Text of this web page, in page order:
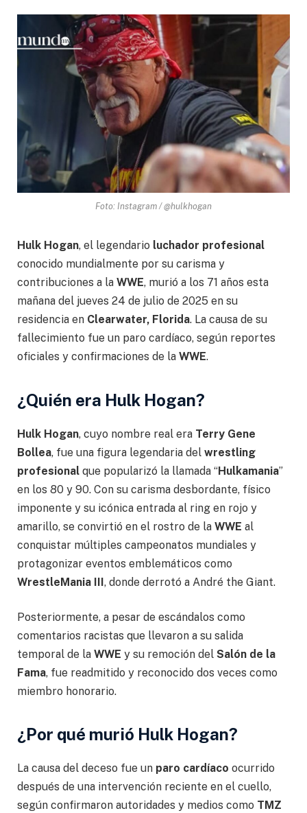
Foto: Instagram / @hulkhogan
Hulk Hogan, el legendario luchador profesional
conocido mundialmente por su carisma y
contribuciones a la WWE, murió a los 71 años esta
mañana del jueves 24 de julio de 2025 en su
residencia en Clearwater, Florida. La causa de su
fallecimiento fue un paro cardíaco, según reportes
oficiales y confirmaciones de la WWE.
¿Quién era Hulk Hogan?
Hulk Hogan, cuyo nombre real era Terry Gene
Bollea, fue una figura legendaria del wrestling
profesional que popularizó la llamada “Hulkamania”
en los 80 y 90. Con su carisma desbordante, físico
imponente y su icónica entrada al ring en rojo y
amarillo, se convirtió en el rostro de la WWE al
conquistar múltiples campeonatos mundiales y
protagonizar eventos emblemáticos como
WrestleMania III, donde derrotó a André the Giant.
Posteriormente, a pesar de escándalos como
comentarios racistas que llevaron a su salida
temporal de la WWE y su remoción del Salón de la
Fama, fue readmitido y reconocido dos veces como
miembro honorario.
¿Por qué murió Hulk Hogan?
La causa del deceso fue un paro cardíaco ocurrido
después de una intervención reciente en el cuello,
según confirmaron autoridades y medios como TMZ